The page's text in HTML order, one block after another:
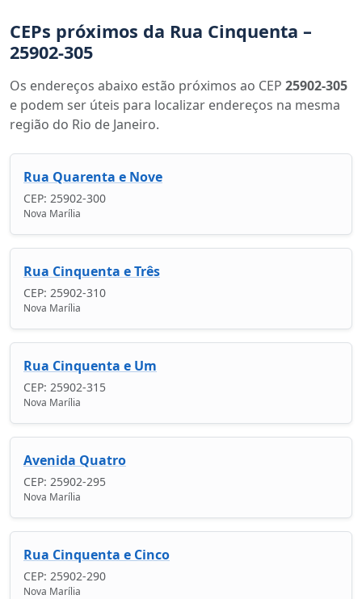
CEPs próximos da Rua Cinquenta –
25902-305
Os endereços abaixo estão próximos ao CEP 25902-305
e podem ser úteis para localizar endereços na mesma
região do Rio de Janeiro.
Rua Quarenta e Nove
CEP: 25902-300
Nova Marília
Rua Cinquenta e Três
CEP: 25902-310
Nova Marília
Rua Cinquenta e Um
CEP: 25902-315
Nova Marília
Avenida Quatro
CEP: 25902-295
Nova Marília
Rua Cinquenta e Cinco
CEP: 25902-290
Nova Marília